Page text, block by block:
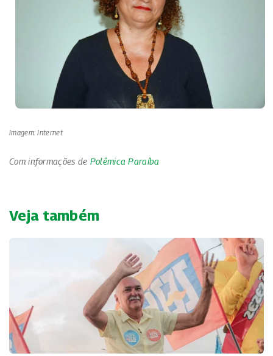
Imagem: Internet
Com informações de Polêmica Paraíba
Veja também